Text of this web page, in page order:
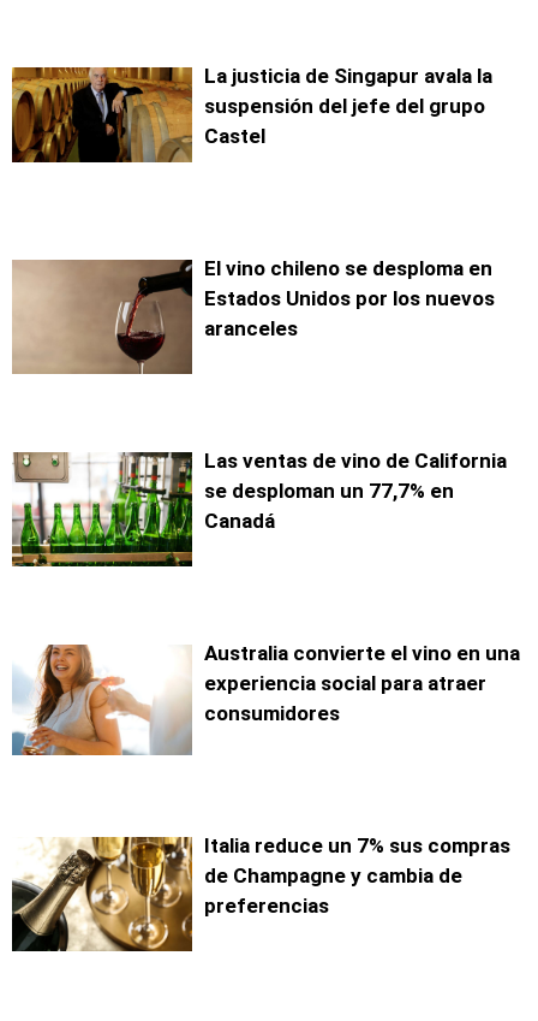
La justicia de Singapur avala la
suspensión del jefe del grupo
Castel
El vino chileno se desploma en
Estados Unidos por los nuevos
aranceles
Las ventas de vino de California
se desploman un 77,7% en
Canadá
Australia convierte el vino en una
experiencia social para atraer
consumidores
Italia reduce un 7% sus compras
de Champagne y cambia de
preferencias